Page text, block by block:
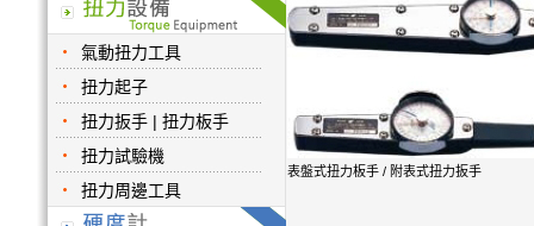
氣動扭力工具
扭力起子
扭力扳手 | 扭力板手
扭力試驗機
扭力周邊工具
表盤式扭力板手 / 附表式扭力扳手